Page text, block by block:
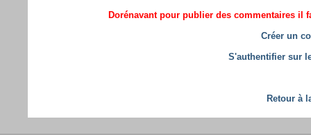
Dorénavant pour publier des commentaires il
Créer un
S'authentifier sur
Retour à